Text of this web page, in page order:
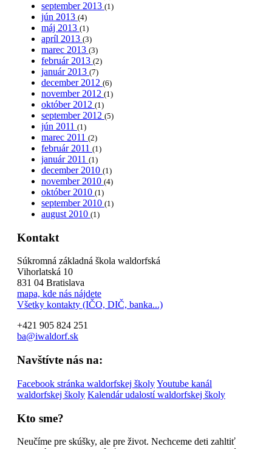
september 2013 (1)
jún 2013 (4)
máj 2013 (1)
apríl 2013 (3)
marec 2013 (3)
február 2013 (2)
január 2013 (7)
december 2012 (6)
november 2012 (1)
október 2012 (1)
september 2012 (5)
jún 2011 (1)
marec 2011 (2)
február 2011 (1)
január 2011 (1)
december 2010 (1)
november 2010 (4)
október 2010 (1)
september 2010 (1)
august 2010 (1)
Kontakt
Súkromná základná škola waldorfská
Vihorlatská 10
831 04 Bratislava
mapa, kde nás nájdete
Všetky kontakty (IČO, DIČ, banka...)
+421 905 824 251
ba@iwaldorf.sk
Navštívte nás na:
Facebook stránka waldorfskej školyYoutube kanál
waldorfskej školy Kalendár udalostí waldorfskej školy
Kto sme?
Neučíme pre skúšky, ale pre život. Nechceme deti zahltiť